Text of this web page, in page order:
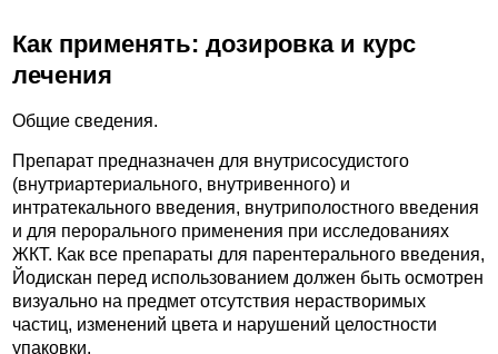
Как применять: дозировка и курс
лечения
Общие сведения.
Препарат предназначен для внутрисосудистого
(внутриартериального, внутривенного) и
интратекального введения, внутриполостного введения
и для перорального применения при исследованиях
ЖКТ. Как все препараты для парентерального введения,
Йодискан перед использованием должен быть осмотрен
визуально на предмет отсутствия нерастворимых
частиц, изменений цвета и нарушений целостности
упаковки.